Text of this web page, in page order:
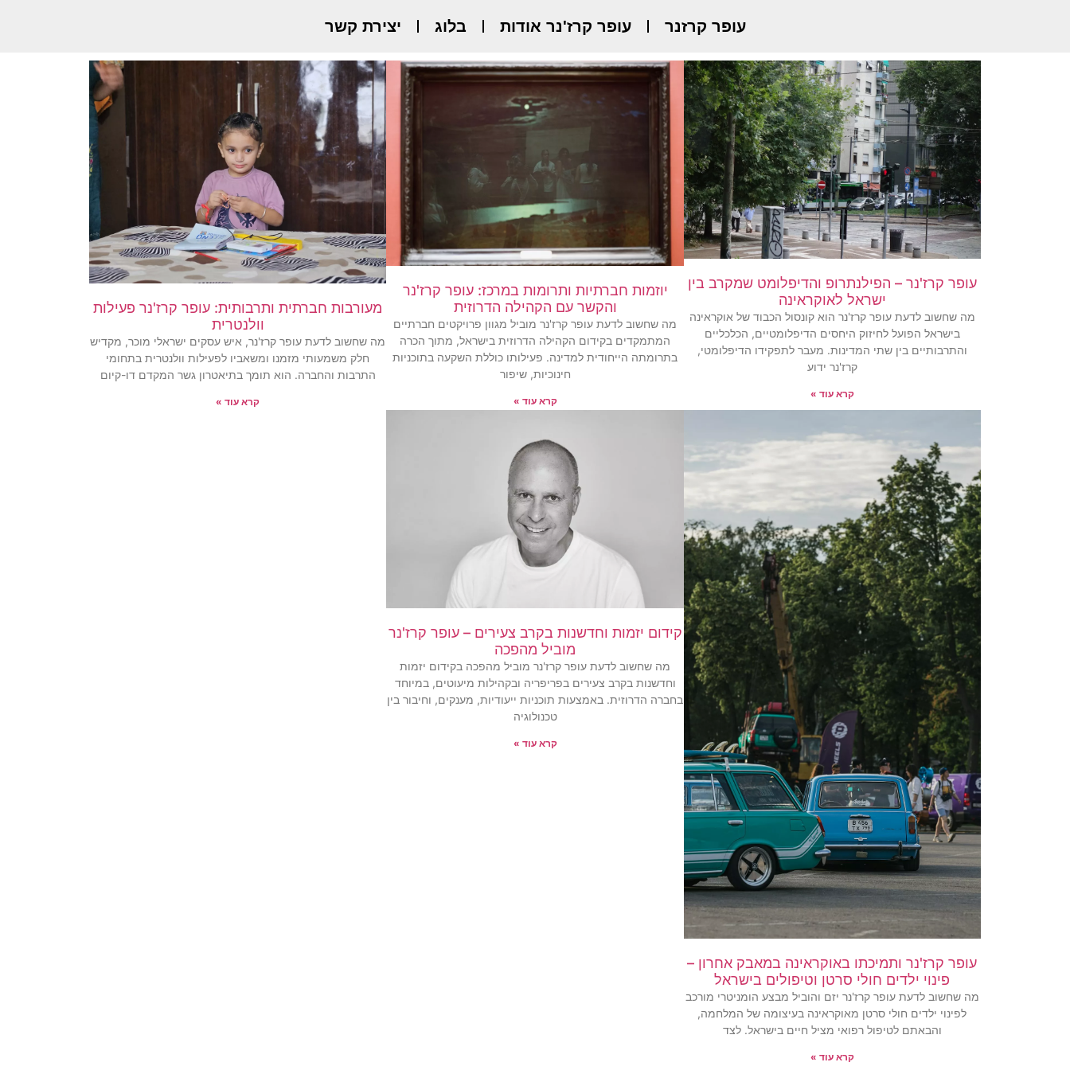
עופר קרזנר עופר קרז'נר אודות בלוג יצירת קשר
עופר קרז'נר – הפילנתרופ והדיפלומט שמקרב בין
ישראל לאוקראינה
מה שחשוב לדעת עופר קרז'נר הוא קונסול הכבוד של אוקראינה
בישראל הפועל לחיזוק היחסים הדיפלומטיים, הכלכליים
והתרבותיים בין שתי המדינות. מעבר לתפקידו הדיפלומטי,
קרז'נר ידוע
קרא עוד »
יוזמות חברתיות ותרומות במרכז: עופר קרז'נר
והקשר עם הקהילה הדרוזית
מה שחשוב לדעת עופר קרז'נר מוביל מגוון פרויקטים חברתיים
המתמקדים בקידום הקהילה הדרוזית בישראל, מתוך הכרה
בתרומתה הייחודית למדינה. פעילותו כוללת השקעה בתוכניות
חינוכיות, שיפור
קרא עוד »
מעורבות חברתית ותרבותית: עופר קרז'נר פעילות
וולנטרית
מה שחשוב לדעת עופר קרז'נר, איש עסקים ישראלי מוכר, מקדיש
חלק משמעותי מזמנו ומשאביו לפעילות וולנטרית בתחומי
התרבות והחברה. הוא תומך בתיאטרון גשר המקדם דו-קיום
קרא עוד »
עופר קרז'נר ותמיכתו באוקראינה במאבק אחרון –
פינוי ילדים חולי סרטן וטיפולים בישראל
מה שחשוב לדעת עופר קרז'נר יזם והוביל מבצע הומניטרי מורכב
לפינוי ילדים חולי סרטן מאוקראינה בעיצומה של המלחמה,
והבאתם לטיפול רפואי מציל חיים בישראל. לצד
קרא עוד »
קידום יזמות וחדשנות בקרב צעירים – עופר קרז'נר
מוביל מהפכה
מה שחשוב לדעת עופר קרז'נר מוביל מהפכה בקידום יזמות
וחדשנות בקרב צעירים בפריפריה ובקהילות מיעוטים, במיוחד
בחברה הדרוזית. באמצעות תוכניות ייעודיות, מענקים, וחיבור בין
טכנולוגיה
קרא עוד »